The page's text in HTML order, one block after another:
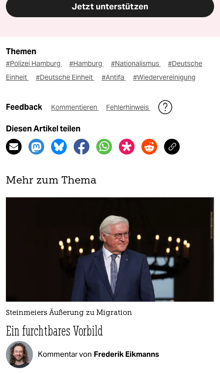
Jetzt unterstützen
Themen
#Polizei Hamburg #Hamburg #Nationalismus
#Deutsche
Einheit
#Deutsche Einheit #Antifa #Wiedervereinigung
Feedback Kommentieren Fehlerhinweis
Diesen Artikel teilen
Mehr zum Thema
Steinmeiers Äußerung zu Migration
Ein furchtbares Vorbild
Kommentar von Frederik Eikmanns